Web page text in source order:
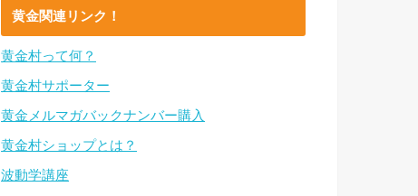
黄金関連リンク！
黄金村って何？
黄金村サポーター
黄金メルマガバックナンバー購入
黄金村ショップとは？
波動学講座